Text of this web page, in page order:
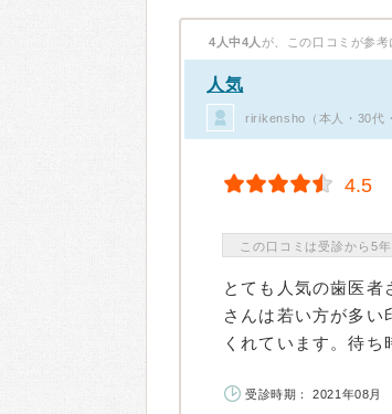
4人中4人 が、この口コミが参考
人気
ririkensho（本人・30代
4.5
この口コミは受診から5
とても人気の歯医者
さんは若い方が多い
くれています。待
受診時期： 2021年08月